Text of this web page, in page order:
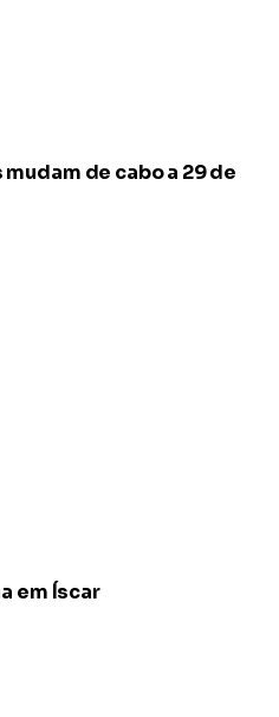
de cabo a 29 de
em Íscar